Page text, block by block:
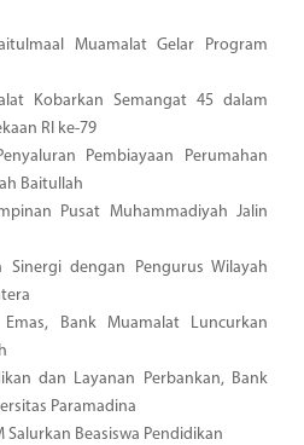
Muamalat Gelar Program
Kobarkan Semangat 45 dalam
RI ke-79
Pembiayaan Perumahan
Baitullah
Pusat Muhammadiyah Jalin
Sinergi dengan Pengurus Wilayah
Bank Muamalat Luncurkan
dan Layanan Perbankan, Bank
Paramadina
Salurkan Beasiswa Pendidikan